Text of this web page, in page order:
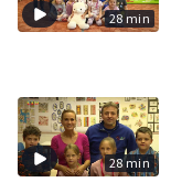
28 min
28 min